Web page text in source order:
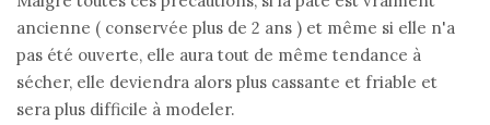
ancienne ( conservée plus de 2 ans ) et même si elle n'a
pas été ouverte, elle aura tout de même tendance à
sécher, elle deviendra alors plus cassante et friable et
sera plus difficile à modeler.